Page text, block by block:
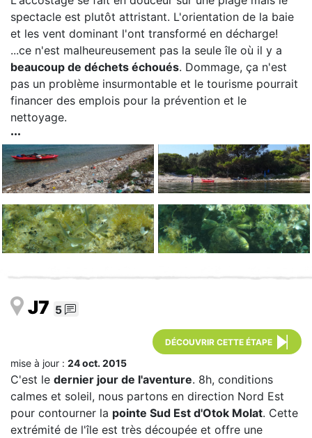
spectacle est plutôt attristant. L'orientation de la baie
et les vent dominant l'ont transformé en décharge!
...ce n'est malheureusement pas la seule île où il y a
beaucoup de déchets échoués. Dommage, ça n'est
pas un problème insurmontable et le tourisme pourrait
financer des emplois pour la prévention et le
nettoyage.
J7 5
DÉCOUVRIR CETTE ÉTAPE
mise à jour : 24 oct. 2015
C'est le dernier jour de l'aventure. 8h, conditions
calmes et soleil, nous partons en direction Nord Est
pour contourner la pointe Sud Est d'Otok Molat. Cette
extrémité de l'île est très découpée et offre une